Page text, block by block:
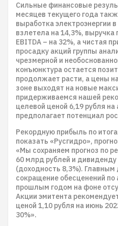
Сильные финансовые
месяцев текущего года
выработка электроэнергии
взлетела на 14,3%, выручка
EBITDA – на 32%, а чистая
просадку акций группы
чрезмерной и
конъюнктура остается
продолжает расти, а цены
зоне выходят на новые
придерживаемся нашей
целевой ценой 6,19 рубля
предполагает потенциал
Рекордную прибыль по
показать «Русгидро»,
«Мы сохраняем прогноз по
60 млрд рублей и
(доходность 8,3%).
сокращение обесценений по
прошлым годом на фоне
Акции эмитента
ценой 1,10 рубля на июнь
30%».